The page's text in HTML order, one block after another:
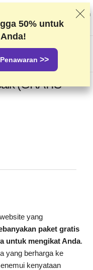
dan penelitian
balik Anda dan perjanjian
berisi tautan afiliasi.
(GRATIS
yang
paket gratis
untuk mengikat Anda.
yang berharga ke
kenyataan
50% untuk
>>